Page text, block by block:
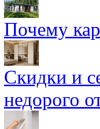
Почему
Скидки и
недорого